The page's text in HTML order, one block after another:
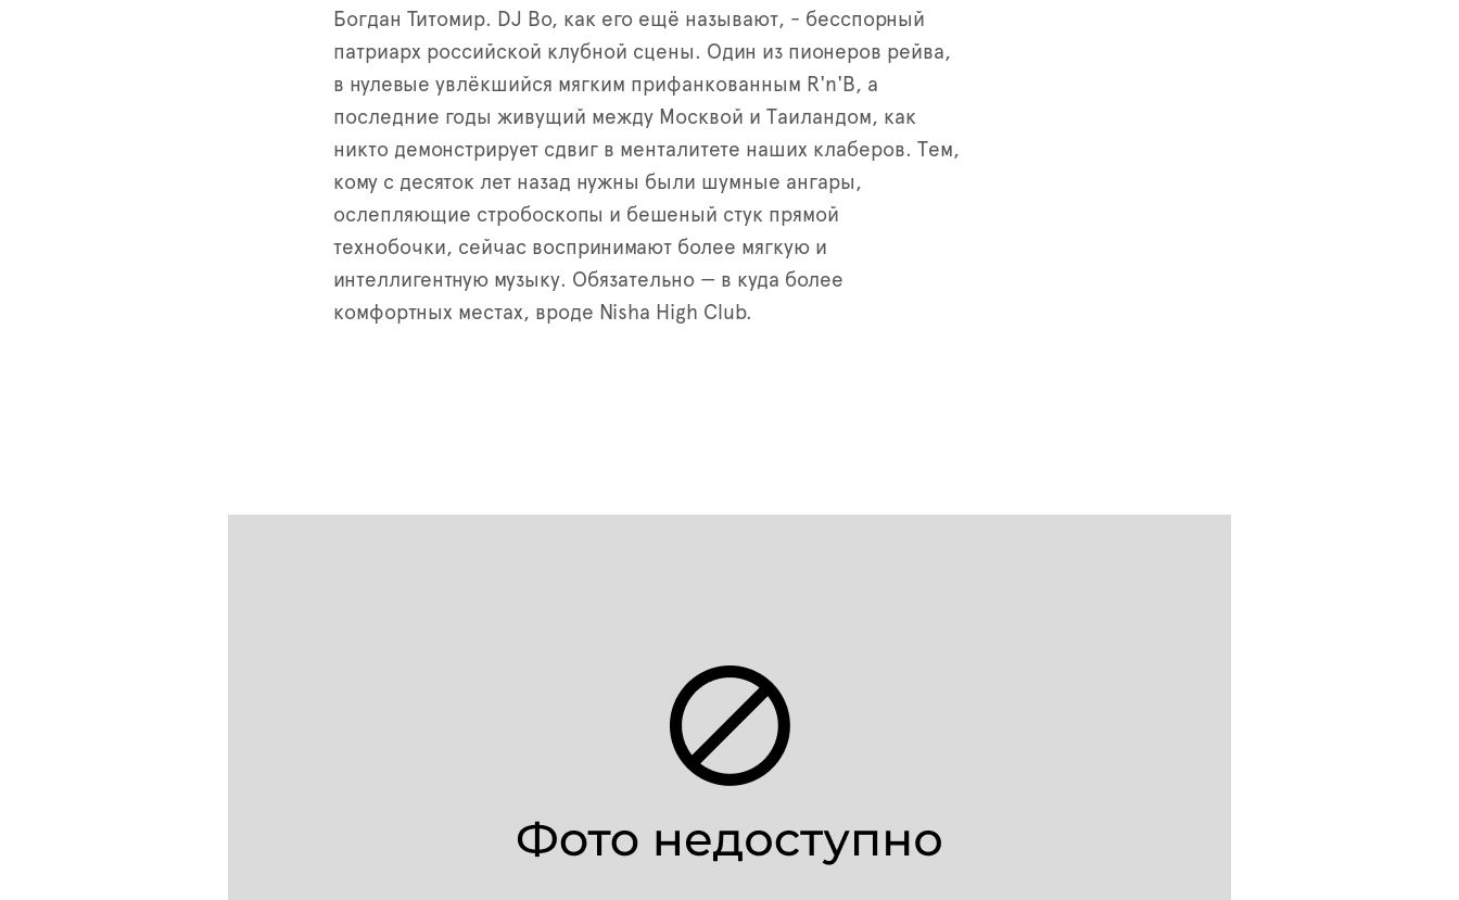
Богдан Титомир. DJ Bo, как его ещё называют, - бесспорный
патриарх российской клубной сцены. Один из пионеров рейва,
в нулевые увлёкшийся мягким прифанкованным R'n'B, а
последние годы живущий между Москвой и Таиландом, как
никто демонстрирует сдвиг в менталитете наших клаберов. Тем,
кому с десяток лет назад нужны были шумные ангары,
ослепляющие стробоскопы и бешеный стук прямой
технобочки, сейчас воспринимают более мягкую и
интеллигентную музыку. Обязательно — в куда более
комфортных местах, вроде Nisha High Club.